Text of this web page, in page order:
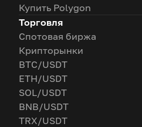
Купить Polygon
Торговля
Спотовая биржа
Крипторынки
BTC/USDT
ETH/USDT
SOL/USDT
BNB/USDT
TRX/USDT